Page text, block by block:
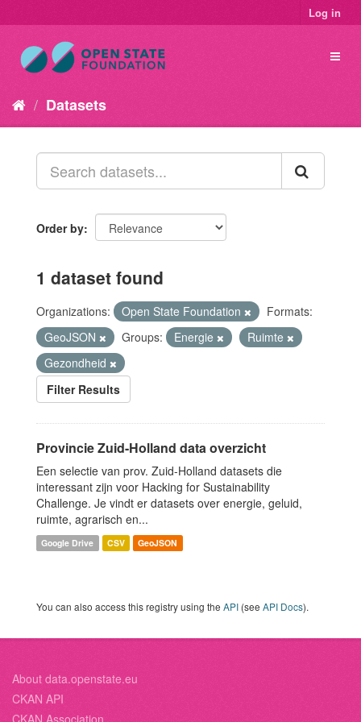
Log in
Datasets
Order by
1 dataset found
Organizations: Open State Foundation
Formats:
GeoJSON
Groups: Energie
Ruimte
Gezondheid
Filter Results
Provincie Zuid-Holland data overzicht
Een selectie van prov. Zuid-Holland datasets die
interessant zijn voor Hacking for Sustainability
Challenge. Je vindt er datasets over energie, geluid,
ruimte, agrarisch en...
Google Drive CSV GeoJSON
You can also access this registry using the API (see API Docs).
About data.openstate.eu
CKAN API
CKAN Association